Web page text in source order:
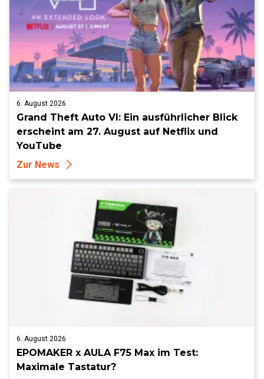
6. August 2026
Grand Theft Auto VI: Ein ausführlicher Blick
erscheint am 27. August auf Netflix und
YouTube
Zur News
6. August 2026
EPOMAKER x AULA F75 Max im Test:
Maximale Tastatur?